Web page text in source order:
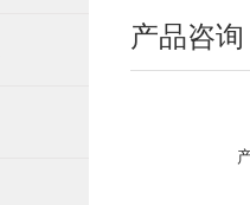
产品咨询